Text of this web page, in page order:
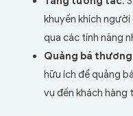
khuyến khích
qua các tính năng
Quảng bá
hữu ích để quảng
vụ đến khách hàng